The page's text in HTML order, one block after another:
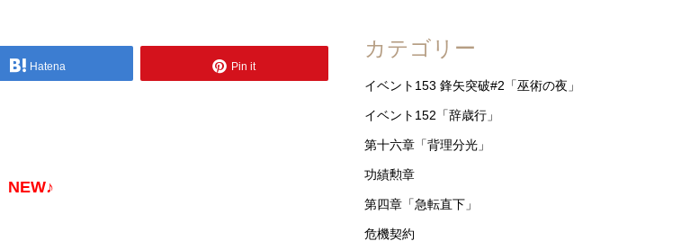
Hatena Pin it
NEW♪
カテゴリー
イベント153 鋒矢突破#2「巫術の夜」
イベント152「辞歳行」
第十六章「背理分光」
功績勲章
第四章「急転直下」
危機契約